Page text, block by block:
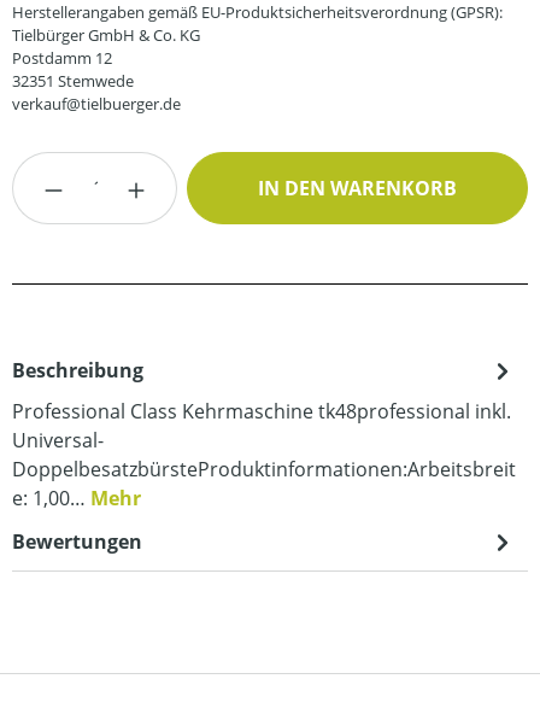
Herstellerangaben gemäß EU-Produktsicherheitsverordnung (GPSR):
Tielbürger GmbH & Co. KG
Postdamm 12
32351 Stemwede
verkauf@tielbuerger.de
Produkt Anzahl: Gib den gewünschten
IN DEN WARENKORB
Beschreibung
Professional Class Kehrmaschine tk48professional inkl.
Universal-
DoppelbesatzbürsteProduktinformationen:Arbeitsbreit
e: 1,00… Mehr
Bewertungen